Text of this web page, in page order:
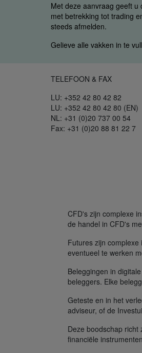
Met deze aanvraag geeft u
met betrekking tot trading
steeds afmelden.
Gelieve alle vakken in te
TELEFOON & FAX
LU: +352 42 80 42 82
LU: +352 42 80 42 80 (EN)
NL: +31 (0)20 737 00 54
Fax: +31 (0)20 88 81 22 7
CFD's zijn complexe
de handel in CFD's
Futures zijn
eventueel te werken
Beleggingen in
beleggers. Elke
Geteste en in het
adviseur, of de
Deze boodschap
financiële